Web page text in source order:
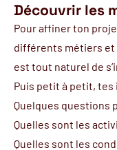
Découvrir les
Pour affiner ton
différents métiers et
est tout naturel de
Puis petit à petit,
Quelques questions
Quelles sont les
Quelles sont les